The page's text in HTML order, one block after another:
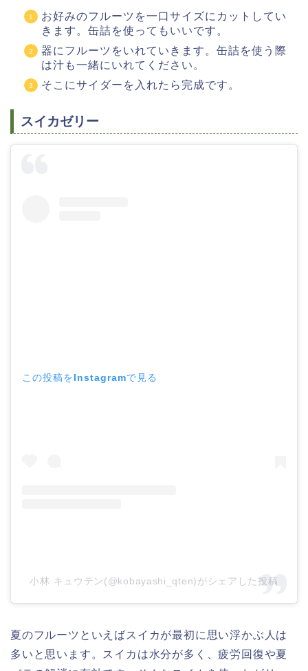
お好みのフルーツを一口サイズにカットしてい
きます。缶詰を使ってもいいです。
器にフルーツをいれていきます。缶詰を使う際
は汁も一緒にいれてください。
そこにサイダーを入れたら完成です。
スイカゼリー
この投稿をInstagramで見る
小林 キュウテン(@kobayashi_qten)がシェアした投稿
夏のフルーツといえばスイカが最初に思い浮かぶ人は
多いと思います。スイカは水分が多く、疲労回復や夏